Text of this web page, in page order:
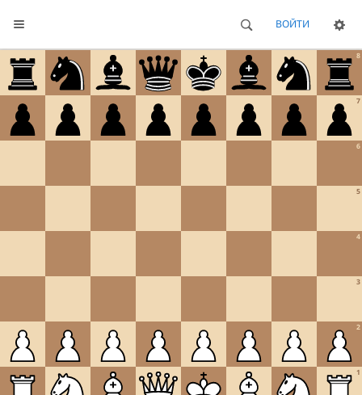
ВОЙТИ
1
2
3
4
5
6
7
8